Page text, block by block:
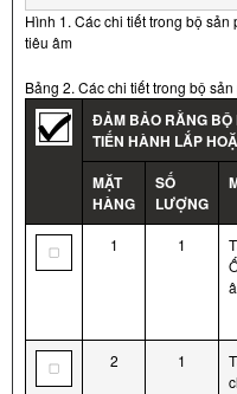
Hình 1. Các chi tiết trong bộ sản
tiêu âm
Bảng 2. Các chi tiết trong bộ
ĐẢM BẢO RẰNG
TIẾN HÀNH LẮP
MẶT
HÀNG
SỐ
LƯỢNG
1 1
2 1